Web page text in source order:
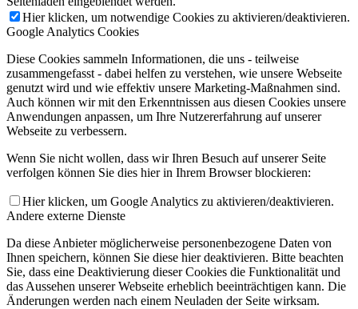
Hier klicken, um notwendige Cookies zu aktivieren/deaktivieren.
Google Analytics Cookies
Diese Cookies sammeln Informationen, die uns - teilweise
zusammengefasst - dabei helfen zu verstehen, wie unsere Webseite
genutzt wird und wie effektiv unsere Marketing-Maßnahmen sind.
Auch können wir mit den Erkenntnissen aus diesen Cookies unsere
Anwendungen anpassen, um Ihre Nutzererfahrung auf unserer
Webseite zu verbessern.
Wenn Sie nicht wollen, dass wir Ihren Besuch auf unserer Seite
verfolgen können Sie dies hier in Ihrem Browser blockieren:
Hier klicken, um Google Analytics zu aktivieren/deaktivieren.
Andere externe Dienste
Da diese Anbieter möglicherweise personenbezogene Daten von
Ihnen speichern, können Sie diese hier deaktivieren. Bitte beachten
Sie, dass eine Deaktivierung dieser Cookies die Funktionalität und
das Aussehen unserer Webseite erheblich beeinträchtigen kann. Die
Änderungen werden nach einem Neuladen der Seite wirksam.